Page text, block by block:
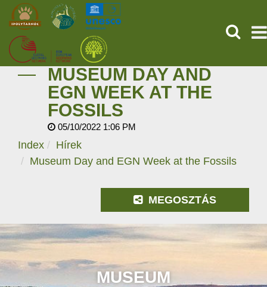
THE PREHISTORIC POMPEII
SERVICES
PROGRAMS (HU)
ABOUT US
GET YOUR TICKET NOW!
SEARCH
MUSEUM DAY AND
EGN WEEK AT THE
FOSSILS
05/10/2022 1:06 PM
Index
Hírek
Museum Day and EGN Week at the Fossils
MEGOSZTÁS
MUSEUM